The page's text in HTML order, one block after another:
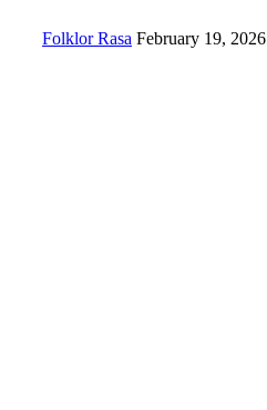
Folklor Rasa February 19, 2026